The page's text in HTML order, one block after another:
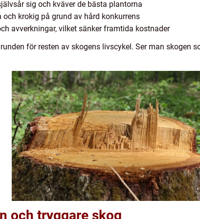
sig och kväver de bästa plantorna
krokig på grund av hård konkurrens
avverkningar, vilket sänker framtida kostnader
för resten av skogens livscykel. Ser man skogen
och tryggare skog